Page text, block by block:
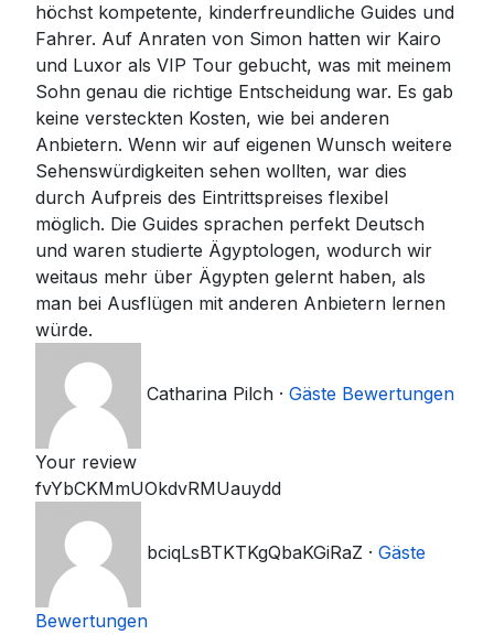
höchst kompetente, kinderfreundliche Guides und
Fahrer. Auf Anraten von Simon hatten wir Kairo
und Luxor als VIP Tour gebucht, was mit meinem
Sohn genau die richtige Entscheidung war. Es gab
keine versteckten Kosten, wie bei anderen
Anbietern. Wenn wir auf eigenen Wunsch weitere
Sehenswürdigkeiten sehen wollten, war dies
durch Aufpreis des Eintrittspreises flexibel
möglich. Die Guides sprachen perfekt Deutsch
und waren studierte Ägyptologen, wodurch wir
weitaus mehr über Ägypten gelernt haben, als
man bei Ausflügen mit anderen Anbietern lernen
würde.
Catharina Pilch · Gäste Bewertungen
Your review
fvYbCKMmUOkdvRMUauydd
bciqLsBTKTKgQbaKGiRaZ · Gäste
Bewertungen